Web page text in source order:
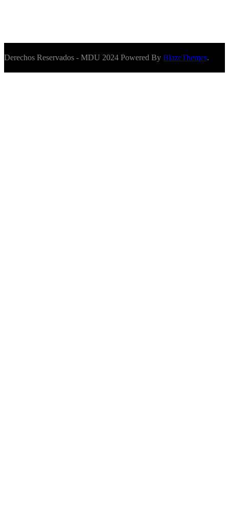
Derechos Reservados - MDU 2024 Powered By BlazeThemes.